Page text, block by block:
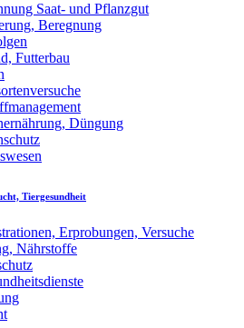
Saat- und Pflanzgut
Beregnung
Futterbau
Düngung
Tiergesundheit
Erprobungen, Versuche
Nährstoffe